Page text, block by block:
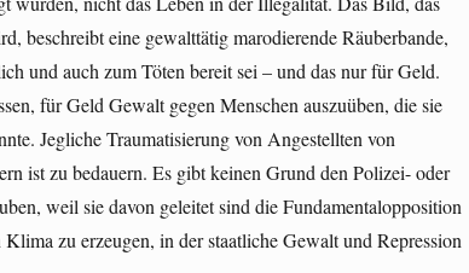
beschreibt eine gewalttätig marodierende Räuberbande,
und auch zum Töten bereit sei – und das nur für Geld.
für Geld Gewalt gegen Menschen auszuüben, die sie
Jegliche Traumatisierung von Angestellten von
ist zu bedauern. Es gibt keinen Grund den Polizei- oder
weil sie davon geleitet sind die Fundamentalopposition
zu erzeugen, in der staatliche Gewalt und Repression